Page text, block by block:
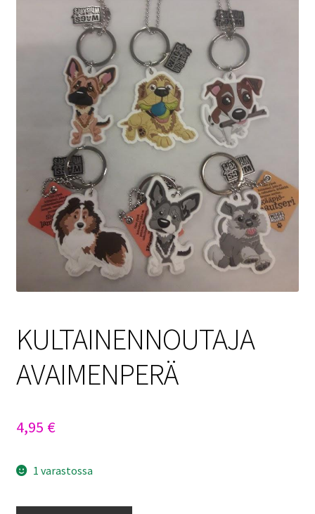
Tietosuojaseloste
Toimitusehdot
KULTAINENNOUTAJA
AVAIMENPERÄ
4,95 €
1 varastossa